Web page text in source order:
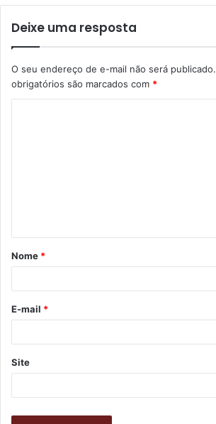
Deixe uma resposta
O seu endereço de e-mail não será publicado.
obrigatórios são marcados com *
Nome *
E-mail *
Site